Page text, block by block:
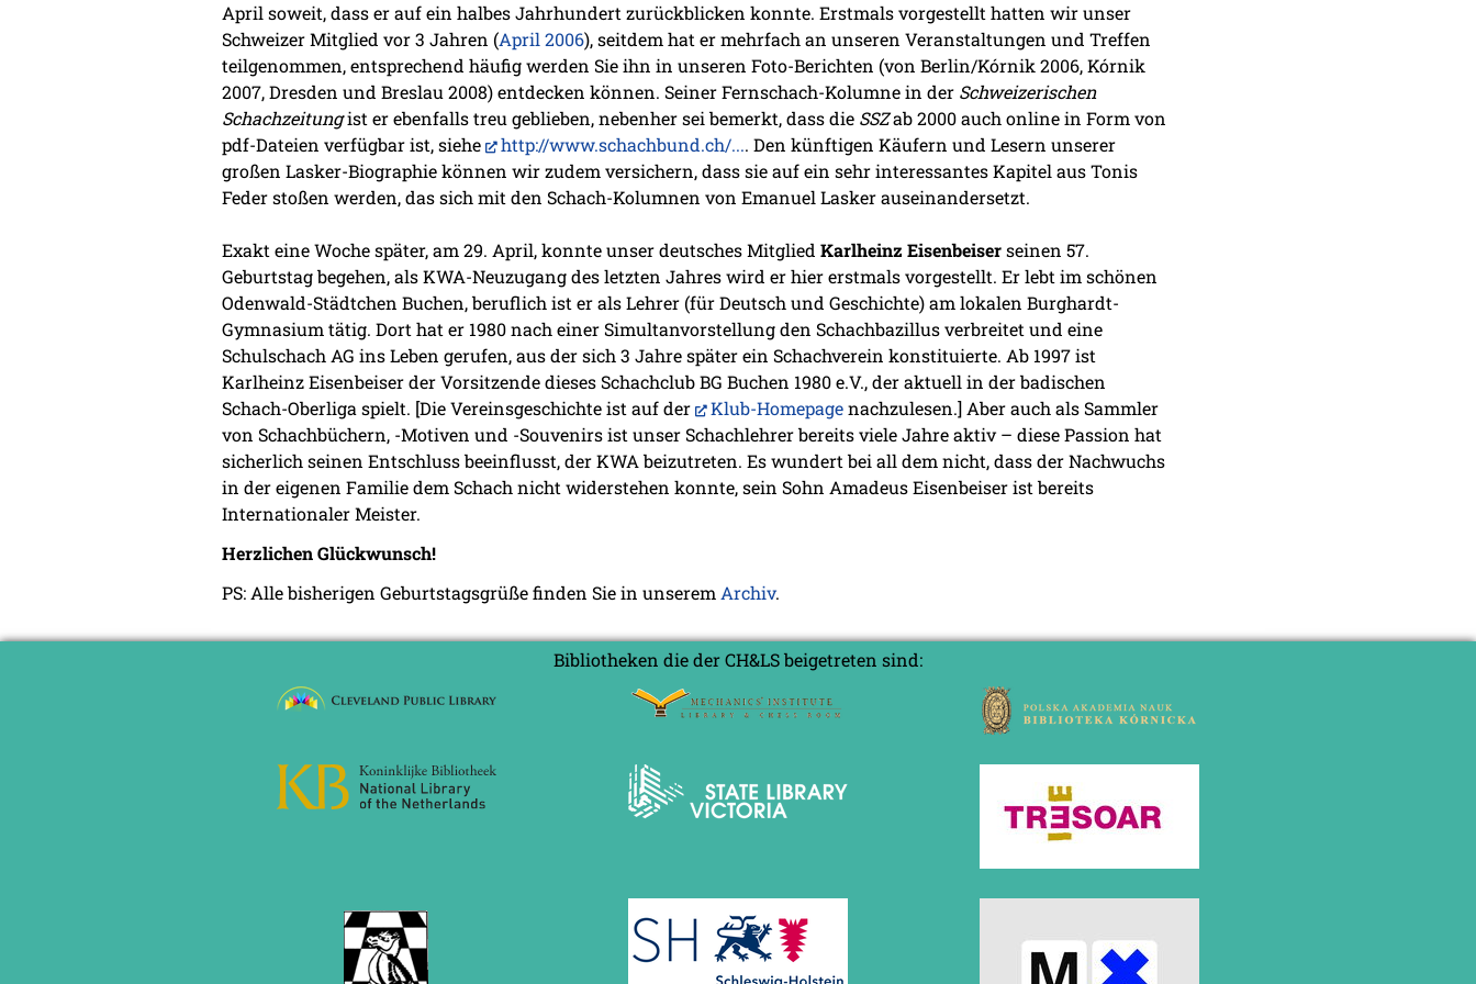
April soweit, dass er auf ein halbes Jahrhundert zurückblicken konnte. Erstmals vorgestellt hatten wir unser
Schweizer Mitglied vor 3 Jahren (April 2006), seitdem hat er mehrfach an unseren Veranstaltungen und Treffen
teilgenommen, entsprechend häufig werden Sie ihn in unseren Foto-Berichten (von Berlin/Kórnik 2006, Kórnik
2007, Dresden und Breslau 2008) entdecken können. Seiner Fernschach-Kolumne in der Schweizerischen
Schachzeitungist er ebenfalls treu geblieben, nebenher sei bemerkt, dass die SSZab 2000 auch online in Form von
pdf-Dateien verfügbar ist, siehe
http://www.schachbund.ch/.... Den künftigen Käufern und Lesern unserer
großen Lasker-Biographie können wir zudem versichern, dass sie auf ein sehr interessantes Kapitel aus Tonis
Feder stoßen werden, das sich mit den Schach-Kolumnen von Emanuel Lasker auseinandersetzt.
Exakt eine Woche später, am 29. April, konnte unser deutsches Mitglied Karlheinz Eisenbeiserseinen 57.
Geburtstag begehen, als KWA-Neuzugang des letzten Jahres wird er hier erstmals vorgestellt. Er lebt im schönen
Odenwald-Städtchen Buchen, beruflich ist er als Lehrer (für Deutsch und Geschichte) am lokalen Burghardt-
Gymnasium tätig. Dort hat er 1980 nach einer Simultanvorstellung den Schachbazillus verbreitet und eine
Schulschach AG ins Leben gerufen, aus der sich 3 Jahre später ein Schachverein konstituierte. Ab 1997 ist
Karlheinz Eisenbeiser der Vorsitzende dieses Schachclub BG Buchen 1980 e.V., der aktuell in der badischen
Schach-Oberliga spielt. [Die Vereinsgeschichte ist auf der
Klub-Homepagenachzulesen.] Aber auch als Sammler
von Schachbüchern, -Motiven und -Souvenirs ist unser Schachlehrer bereits viele Jahre aktiv – diese Passion hat
sicherlich seinen Entschluss beeinflusst, der KWA beizutreten. Es wundert bei all dem nicht, dass der Nachwuchs
in der eigenen Familie dem Schach nicht widerstehen konnte, sein Sohn Amadeus Eisenbeiser ist bereits
Internationaler Meister.
Herzlichen Glückwunsch!
PS: Alle bisherigen Geburtstagsgrüße finden Sie in unseremArchiv.
Bibliotheken die der CH&LS beigetreten sind: